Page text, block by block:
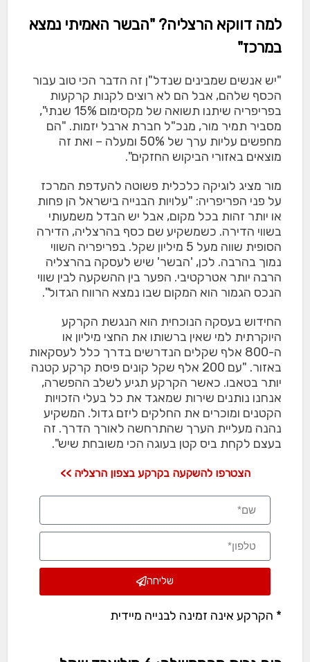
למה דווקא הרצליה? "הבשר האמיתי נמצא
במרכז"
"יש אנשים שמבינים שנדל"ן זה הדבר הכי טוב עבור
הכסף שלהם, אבל הם לא רוצים לקנות קרקעות
בפריפריה שיתנו תשואה של מקסימום 15% שנתי",
מסביר תמיר מור, מנכ"ל חברת ארבל יזמות. "הם
מחפשים עליות ערך של 50% ומעלה – ואת זה
מוצאים באזורי הביקוש החזקים".
מור מציג לוגיקה כלכלית פשוטה להעדפת המרכז
על פני הפריפריה: "עלויות הבנייה בישראל הן פחות
או יותר זהות בכל מקום, אבל יש הבדל משמעותי
בשווי הדירה. כשמשקיע שם כסף בהרצליה, הדירה
הסופית שווה מעל 5 מיליון שקל. בפריפריה השווי
נמוך בהרבה. לכן, 'הבשר' שיש לעסקה בהרצליה
הרבה יותר אטרקטיבי. הפער בין ההשקעה לבין שווי
הנכס הגמור הוא המקום שבו נמצא הרווח הגדול".
החידוש בעסקה הנוכחית הוא הנגשת הקרקע
היוקרתית למי שאין ברשותו את החצי מיליון או
ה-800 אלף שקלים הנדרשים בדרך כלל לעסקאות
באזור. "עם 200 אלף שקל קונים פיסת קרקע קטנה
יותר בטאבו. כאשר הקרקע תגיע לשלב ההפשרה,
אנחנו נותנים שירות שמאגד את כל בעלי הזכויות
הקטנים ומוכרים את החלקים ליזם גדול. המשקיע
נהנה מעליית הערך שהתרחשה לאורך הדרך. זה
בעצם לקחת ביס קטן בעוגה הכי משובחת שיש".
הצטרפו להשקעה בקרקע בצפון הרצליה >>
שליחה
* הקרקע אינה זמינה לבנייה מיידית